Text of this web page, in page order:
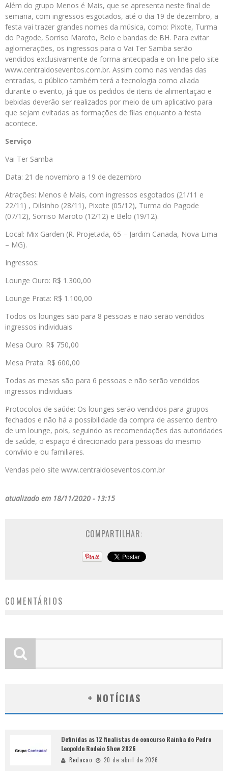
Além do grupo Menos é Mais, que se apresenta neste final de
semana, com ingressos esgotados, até o dia 19 de dezembro, a
festa vai trazer grandes nomes da música, como: Pixote, Turma
do Pagode, Sorriso Maroto, Belo e bandas de BH. Para evitar
aglomerações, os ingressos para o Vai Ter Samba serão
vendidos exclusivamente de forma antecipada e on-line pelo site
www.centraldoseventos.com.br. Assim como nas vendas das
entradas, o público também terá a tecnologia como aliada
durante o evento, já que os pedidos de itens de alimentação e
bebidas deverão ser realizados por meio de um aplicativo para
que sejam evitadas as formações de filas enquanto a festa
acontece.
Serviço
Vai Ter Samba
Data: 21 de novembro a 19 de dezembro
Atrações: Menos é Mais, com ingressos esgotados (21/11 e
22/11) , Dilsinho (28/11), Pixote (05/12), Turma do Pagode
(07/12), Sorriso Maroto (12/12) e Belo (19/12).
Local: Mix Garden (R. Projetada, 65 – Jardim Canada, Nova Lima
– MG).
Ingressos:
Lounge Ouro: R$ 1.300,00
Lounge Prata: R$ 1.100,00
Todos os lounges são para 8 pessoas e não serão vendidos
ingressos individuais
Mesa Ouro: R$ 750,00
Mesa Prata: R$ 600,00
Todas as mesas são para 6 pessoas e não serão vendidos
ingressos individuais
Protocolos de saúde: Os lounges serão vendidos para grupos
fechados e não há a possibilidade da compra de assento dentro
de um lounge, pois, seguindo as recomendações das autoridades
de saúde, o espaço é direcionado para pessoas do mesmo
convívio e ou familiares.
Vendas pelo site www.centraldoseventos.com.br
atualizado em 18/11/2020 - 13:15
COMPARTILHAR:
COMENTÁRIOS
+ NOTÍCIAS
Definidas as 12 finalistas do concurso Rainha do Pedro
Leopoldo Rodeio Show 2026
Redacao 20 de abril de 2026